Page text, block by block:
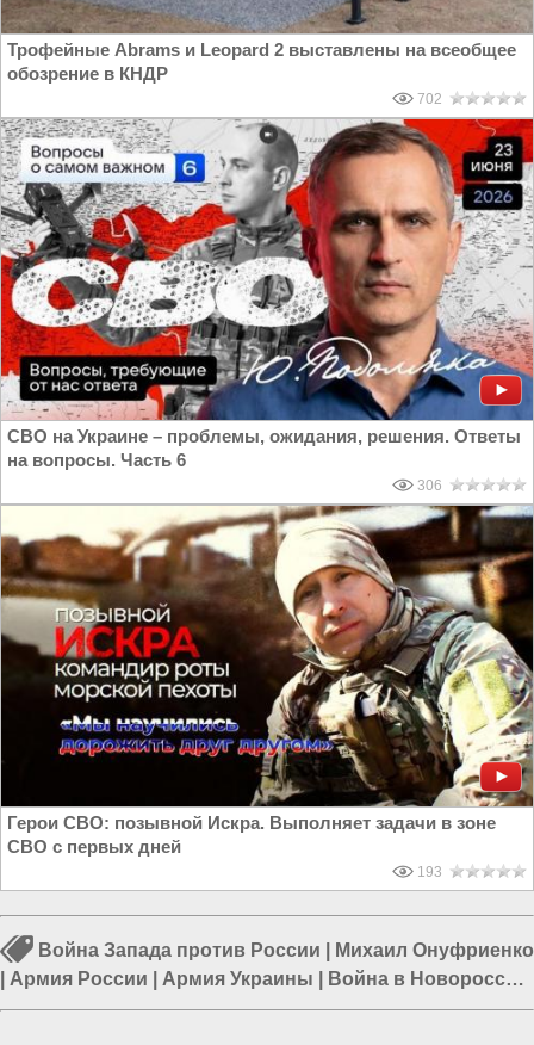
Трофейные Abrams и Leopard 2 выставлены на всеобщее
обозрение в КНДР
702
СВО на Украине – проблемы, ожидания, решения. Ответы
на вопросы. Часть 6
306
Герои СВО: позывной Искра. Выполняет задачи в зоне
СВО с первых дней
193
Война Запада против России
Михаил Онуфриенко
Армия России Армия Украины
Война в Новороссии
|Курская область|Ракетный удар по Украине